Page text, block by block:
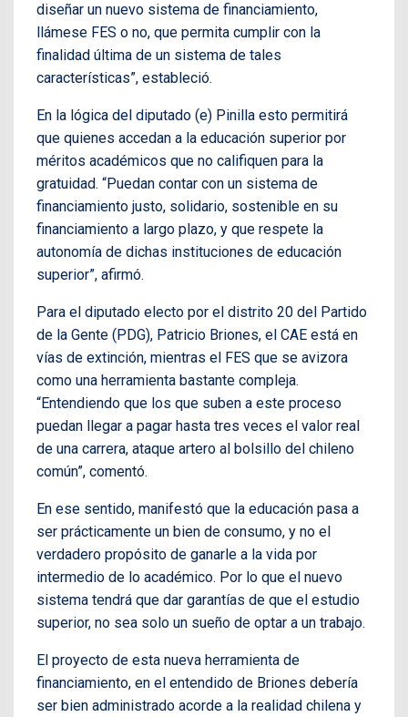
diseñar un nuevo sistema de financiamiento,
llámese FES o no, que permita cumplir con la
finalidad última de un sistema de tales
características”, estableció.
En la lógica del diputado (e) Pinilla esto permitirá
que quienes accedan a la educación superior por
méritos académicos que no califiquen para la
gratuidad. “Puedan contar con un sistema de
financiamiento justo, solidario, sostenible en su
financiamiento a largo plazo, y que respete la
autonomía de dichas instituciones de educación
superior”, afirmó.
Para el diputado electo por el distrito 20 del Partido
de la Gente (PDG), Patricio Briones, el CAE está en
vías de extinción, mientras el FES que se avizora
como una herramienta bastante compleja.
“Entendiendo que los que suben a este proceso
puedan llegar a pagar hasta tres veces el valor real
de una carrera, ataque artero al bolsillo del chileno
común”, comentó.
En ese sentido, manifestó que la educación pasa a
ser prácticamente un bien de consumo, y no el
verdadero propósito de ganarle a la vida por
intermedio de lo académico. Por lo que el nuevo
sistema tendrá que dar garantías de que el estudio
superior, no sea solo un sueño de optar a un trabajo.
El proyecto de esta nueva herramienta de
financiamiento, en el entendido de Briones debería
ser bien administrado acorde a la realidad chilena y